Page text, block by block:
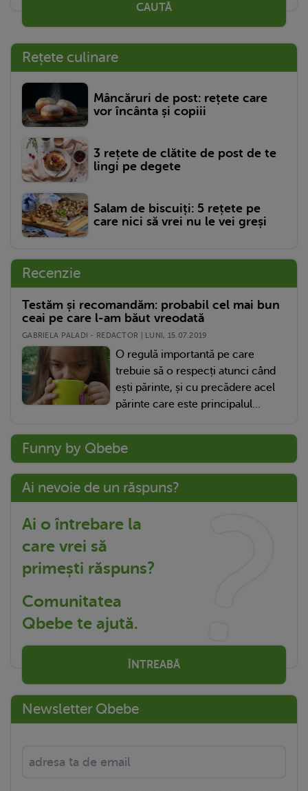
CAUTĂ
Rețete culinare
Mâncăruri de post: rețete care
vor încânta și copiii
3 rețete de clătite de post de te
lingi pe degete
Salam de biscuiți: 5 rețete pe
care nici să vrei nu le vei greși
Recenzie
Testăm și recomandăm: probabil cel mai bun
ceai pe care l-am băut vreodată
GABRIELA PALADI - REDACTOR | LUNI, 15.07.2019
O regulă importantă pe care
trebuie să o respecți atunci când
ești părinte, și cu precădere acel
părinte care este principalul...
Funny by Qbebe
Ai nevoie de un răspuns?
Ai o întrebare la
care vrei să
primești răspuns?
Comunitatea
Qbebe te ajută.
ÎNTREABĂ
Newsletter Qbebe